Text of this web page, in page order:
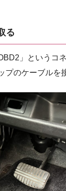
る
」というコ
プのケーブルを